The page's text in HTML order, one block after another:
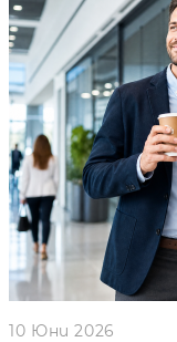
10 Юни 2026